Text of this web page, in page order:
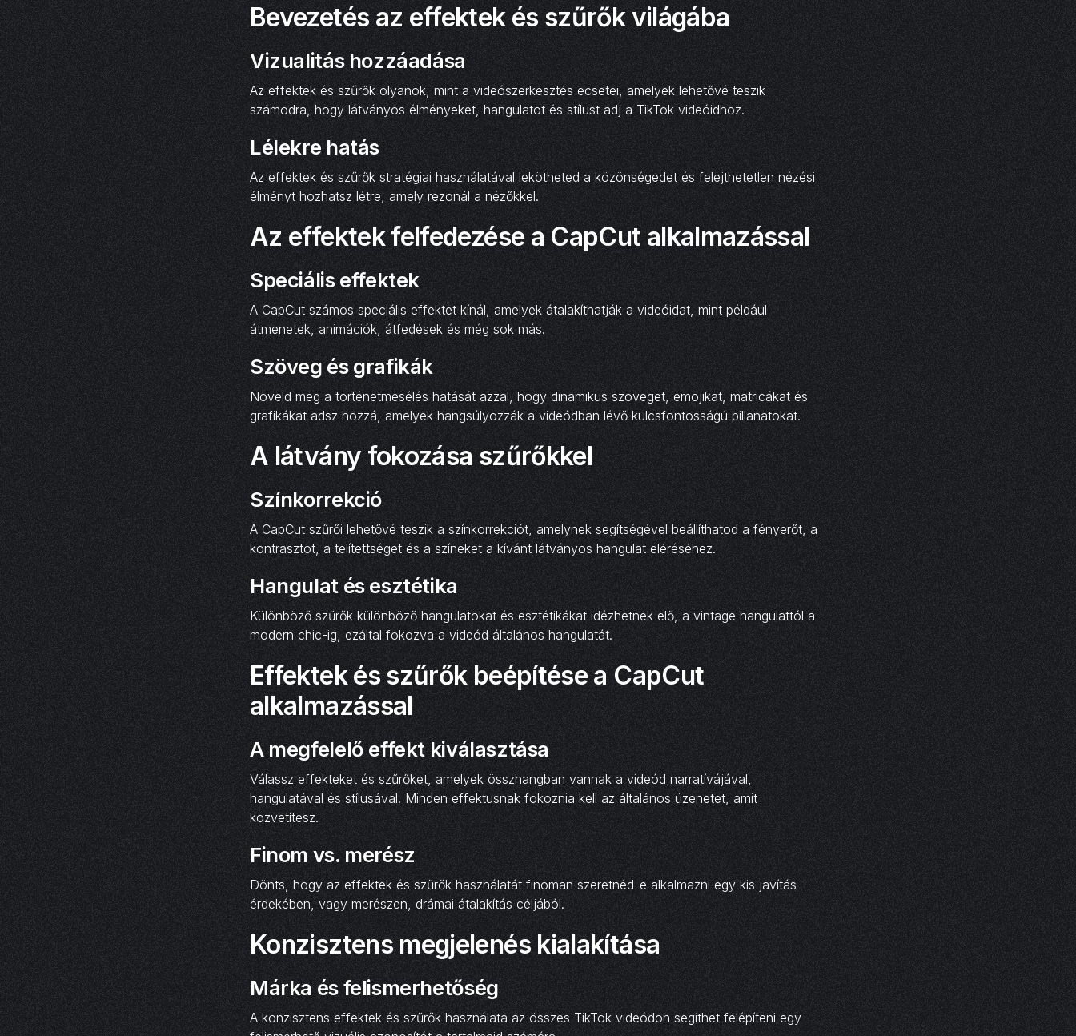
Bevezetés az effektek és szűrők világába
Vizualitás hozzáadása
Az effektek és szűrők olyanok, mint a videószerkesztés ecsetei, amelyek lehetővé teszik
számodra, hogy látványos élményeket, hangulatot és stílust adj a TikTok videóidhoz.
Lélekre hatás
Az effektek és szűrők stratégiai használatával lekötheted a közönségedet és felejthetetlen nézési
élményt hozhatsz létre, amely rezonál a nézőkkel.
Az effektek felfedezése a CapCut alkalmazással
Speciális effektek
A CapCut számos speciális effektet kínál, amelyek átalakíthatják a videóidat, mint például
átmenetek, animációk, átfedések és még sok más.
Szöveg és grafikák
Növeld meg a történetmesélés hatását azzal, hogy dinamikus szöveget, emojikat, matricákat és
grafikákat adsz hozzá, amelyek hangsúlyozzák a videódban lévő kulcsfontosságú pillanatokat.
A látvány fokozása szűrőkkel
Színkorrekció
A CapCut szűrői lehetővé teszik a színkorrekciót, amelynek segítségével beállíthatod a fényerőt, a
kontrasztot, a telítettséget és a színeket a kívánt látványos hangulat eléréséhez.
Hangulat és esztétika
Különböző szűrők különböző hangulatokat és esztétikákat idézhetnek elő, a vintage hangulattól a
modern chic-ig, ezáltal fokozva a videód általános hangulatát.
Effektek és szűrők beépítése a CapCut
alkalmazással
A megfelelő effekt kiválasztása
Válassz effekteket és szűrőket, amelyek összhangban vannak a videód narratívájával,
hangulatával és stílusával. Minden effektusnak fokoznia kell az általános üzenetet, amit
közvetítesz.
Finom vs. merész
Dönts, hogy az effektek és szűrők használatát finoman szeretnéd-e alkalmazni egy kis javítás
érdekében, vagy merészen, drámai átalakítás céljából.
Konzisztens megjelenés kialakítása
Márka és felismerhetőség
A konzisztens effektek és szűrők használata az összes TikTok videódon segíthet felépíteni egy